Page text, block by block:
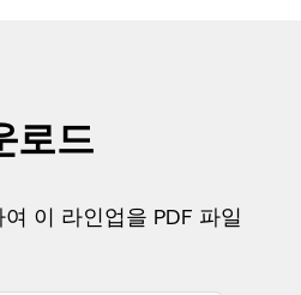
로드
이 라인업을 PDF 파일